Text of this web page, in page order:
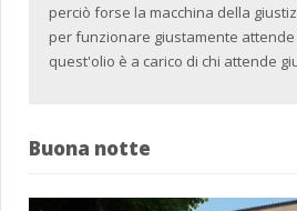
perciò forse la macchina della
per funzionare giustamente attende
quest'olio è a carico di chi attende
Buona notte